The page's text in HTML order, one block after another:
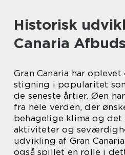
Historisk
Canaria
Gran Canaria har
stigning i popularitet
de seneste årtier. Øen
fra hele verden, der
behagelige klima og
aktiviteter og
udvikling af Gran
også spillet en rolle i